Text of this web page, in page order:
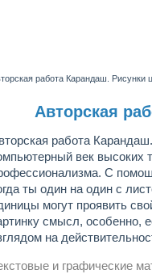
работа Карандаш.
Авторская
работа
век высоких
С
ты один на один с
могут проявить
смысл, особенно,
на
и графические